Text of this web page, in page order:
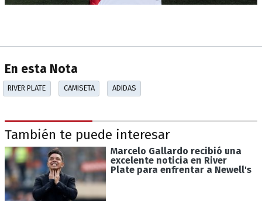
En esta Nota
RIVER PLATE CAMISETA ADIDAS
También te puede interesar
Marcelo Gallardo recibió una
excelente noticia en River
Plate para enfrentar a Newell's